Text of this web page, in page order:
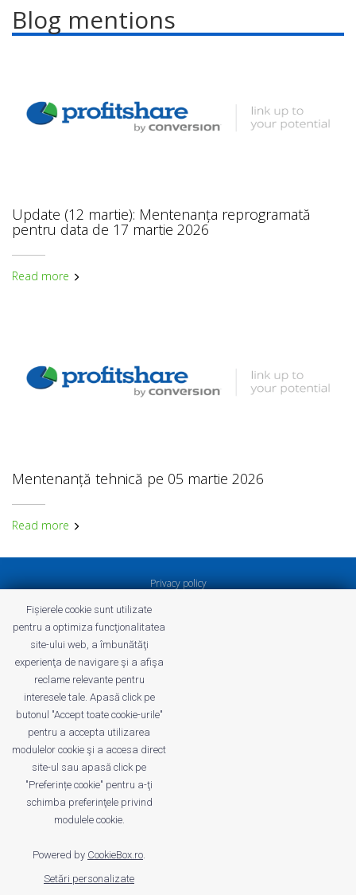
Blog mentions
Update (12 martie): Mentenanța reprogramată
pentru data de 17 martie 2026
Read more
Mentenanță tehnică pe 05 martie 2026
Read more
Privacy policy
Frequently asked questions
profitshare.bg
© 2026Conversion Marketing SRL
Fișierele cookie sunt utilizate
pentru a optimiza funcţionalitatea
site-ului web, a îmbunătăţi
experienţa de navigare şi a afişa
reclame relevante pentru
interesele tale. Apasă click pe
butonul "Accept toate cookie-urile"
pentru a accepta utilizarea
modulelor cookie şi a accesa direct
site-ul sau apasă click pe
"Preferințe cookie" pentru a-ţi
schimba preferinţele privind
modulele cookie.
Powered by CookieBox.ro.
Setări personalizate